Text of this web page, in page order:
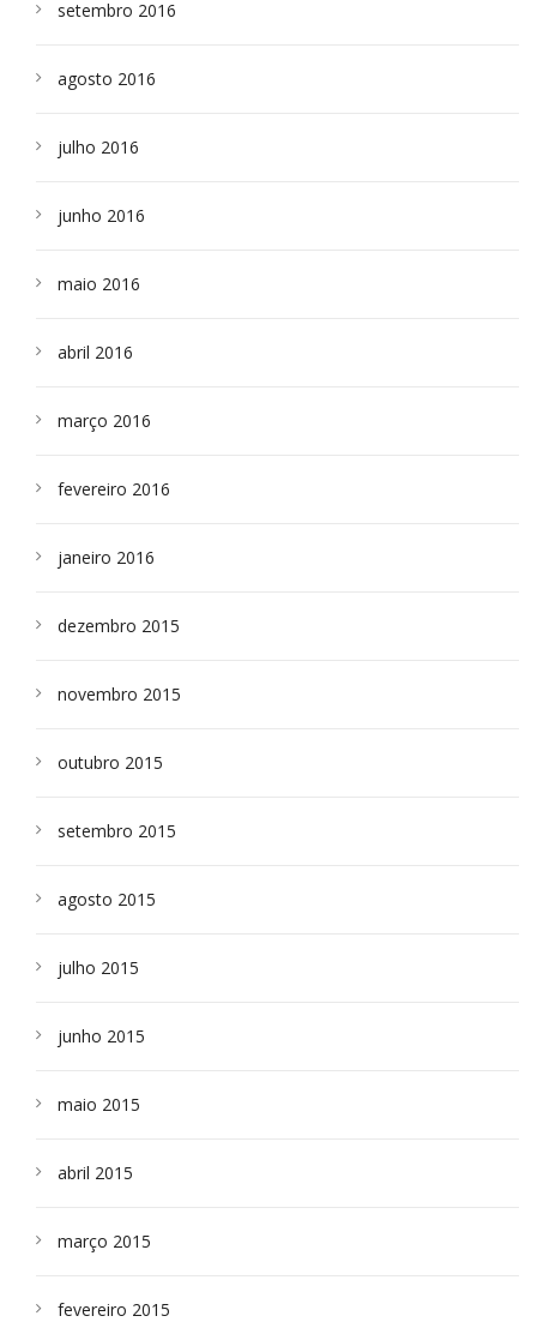
setembro 2016
agosto 2016
julho 2016
junho 2016
maio 2016
abril 2016
março 2016
fevereiro 2016
janeiro 2016
dezembro 2015
novembro 2015
outubro 2015
setembro 2015
agosto 2015
julho 2015
junho 2015
maio 2015
abril 2015
março 2015
fevereiro 2015